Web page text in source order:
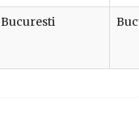
Bucuresti